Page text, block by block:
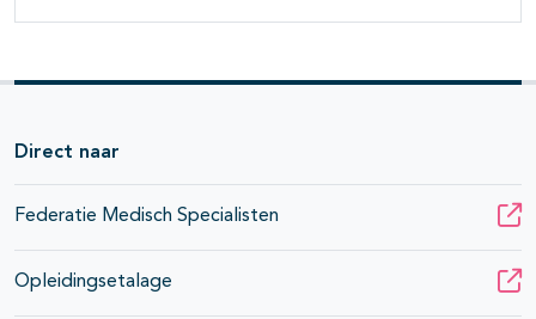
Direct naar
Federatie Medisch Specialisten
Opleidingsetalage